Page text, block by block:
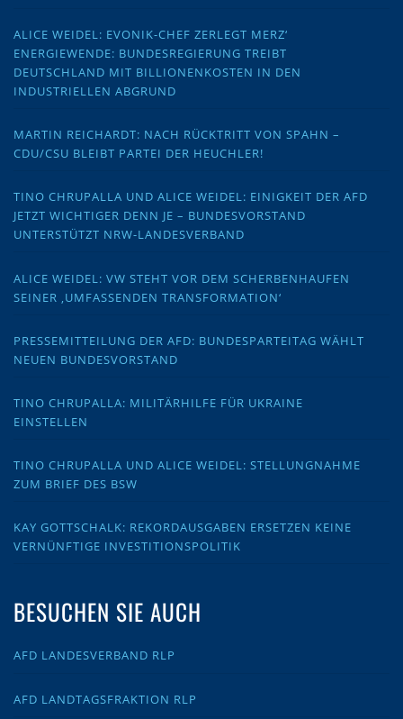
ALICE WEIDEL: EVONIK-CHEF ZERLEGT MERZ‘
ENERGIEWENDE: BUNDESREGIERUNG TREIBT
DEUTSCHLAND MIT BILLIONENKOSTEN IN DEN
INDUSTRIELLEN ABGRUND
MARTIN REICHARDT: NACH RÜCKTRITT VON SPAHN –
CDU/CSU BLEIBT PARTEI DER HEUCHLER!
TINO CHRUPALLA UND ALICE WEIDEL: EINIGKEIT DER AFD
JETZT WICHTIGER DENN JE – BUNDESVORSTAND
UNTERSTÜTZT NRW-LANDESVERBAND
ALICE WEIDEL: VW STEHT VOR DEM SCHERBENHAUFEN
SEINER ‚UMFASSENDEN TRANSFORMATION‘
PRESSEMITTEILUNG DER AFD: BUNDESPARTEITAG WÄHLT
NEUEN BUNDESVORSTAND
TINO CHRUPALLA: MILITÄRHILFE FÜR UKRAINE
EINSTELLEN
TINO CHRUPALLA UND ALICE WEIDEL: STELLUNGNAHME
ZUM BRIEF DES BSW
KAY GOTTSCHALK: REKORDAUSGABEN ERSETZEN KEINE
VERNÜNFTIGE INVESTITIONSPOLITIK
BESUCHEN SIE AUCH
AFD LANDESVERBAND RLP
AFD LANDTAGSFRAKTION RLP